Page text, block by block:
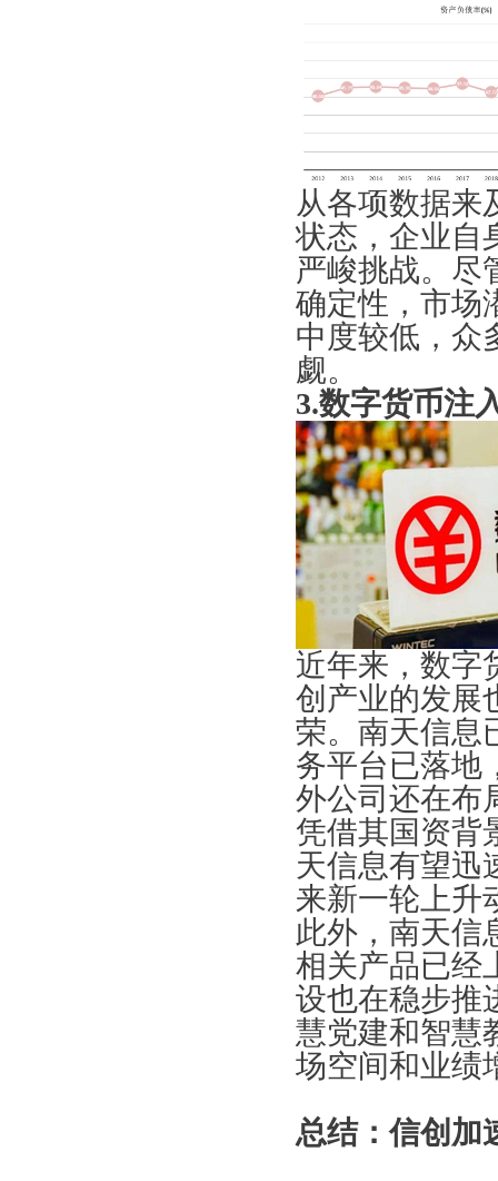
从各项数据来
状态，企业自
严峻挑战。尽
确定性，市场
中度较低，众
觑。
3.数字货币注
近年来，数字
创产业的发展
荣。南天信息
务平台已落地
外公司还在布
凭借其国资背
天信息有望迅
来新一轮上升
此外，南天信
相关产品已经
设也在稳步推
慧党建和智慧
场空间和业绩
总结：信创加